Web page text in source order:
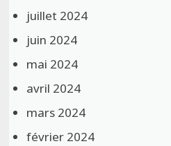
juillet 2024
juin 2024
mai 2024
avril 2024
mars 2024
février 2024